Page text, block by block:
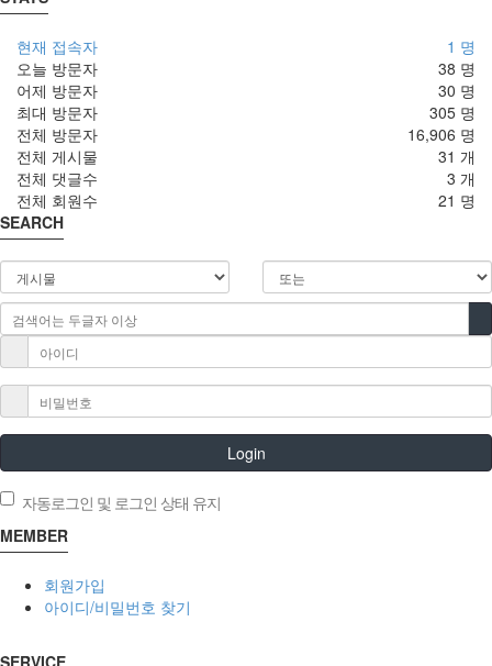
1 명
현재 접속자
38 명
오늘 방문자
30 명
어제 방문자
305 명
최대 방문자
16,906 명
전체 방문자
31 개
전체 게시물
3 개
전체 댓글수
21 명
전체 회원수
SEARCH
Login
자동로그인 및 로그인 상태 유지
MEMBER
회원가입
아이디/비밀번호 찾기
SERVICE